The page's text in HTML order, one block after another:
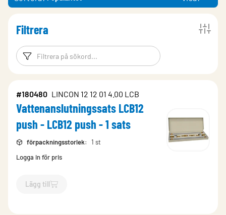
Filtrera
Filtreringsord Filtrera
#180480 LINCON 12 12 01 4.00 LCB
Vattenanslutningssats LCB12
push - LCB12 push - 1 sats
förpackningsstorlek:
1 st
Logga in för pris
Lägg till
`$Lägg till